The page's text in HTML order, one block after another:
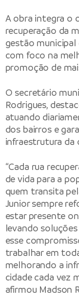
A obra integra o
recuperação da
gestão municipal
com foco na
promoção de
O secretário
Rodrigues,
atuando
dos bairros e
infraestrutura da
“Cada rua
de vida para a
quem transita
Junior sempre
estar presente
levando
esse
trabalhar em
melhorando a
cidade cada vez
afirmou Madson